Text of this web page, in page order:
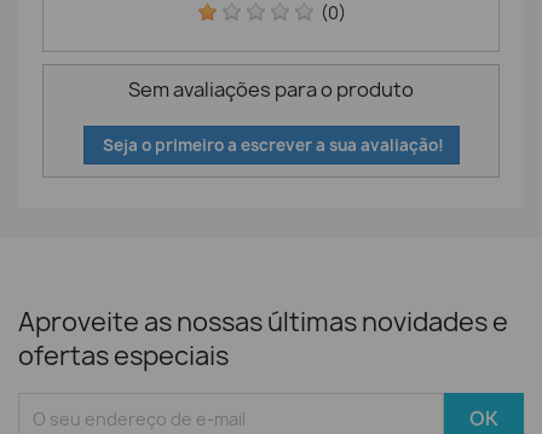
(0)
Sem avaliações para o produto
Seja o primeiro a escrever a sua avaliação!
Aproveite as nossas últimas novidades e
ofertas especiais